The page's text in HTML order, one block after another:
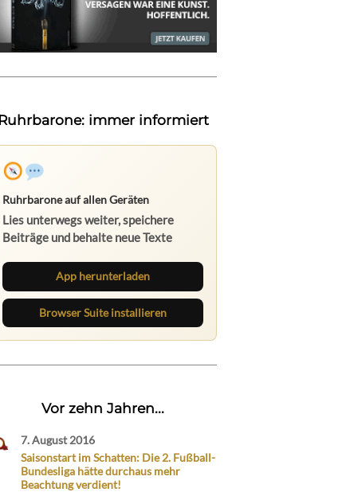
Ruhrbarone: immer informiert
Ruhrbarone auf allen Geräten
Lies unterwegs weiter, speichere
Beiträge und behalte neue Texte
App herunterladen
Browser Suite installieren
Vor zehn Jahren...
7. August 2016
Saisonstart im Schatten: Die 2. Fußball-
Bundesliga hätte durchaus mehr
Beachtung verdient!